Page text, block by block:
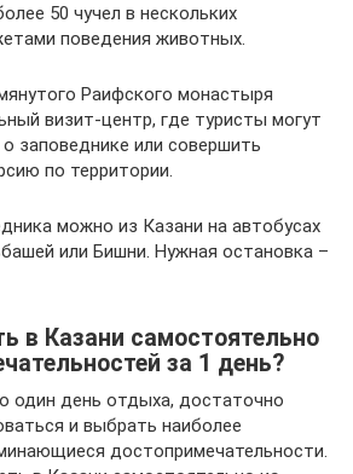
50 чучел в нескольких
поведения животных.
Раифского монастыря
визит-центр, где туристы могут
заповеднике или совершить
по территории.
можно из Казани на автобусах
или Бишни. Нужная остановка –
в Казани самостоятельно
за 1 день?
один день отдыха, достаточно
и выбрать наиболее
достопримечательности.